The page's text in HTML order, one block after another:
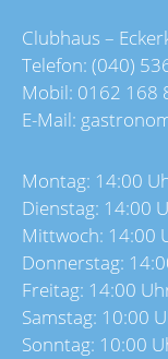
Clubhaus –
Telefon: (040)
Mobil: 0162 168
E-Mail:
Montag: 14:00
Dienstag: 14:00
Mittwoch: 14:00
Donnerstag:
Freitag: 14:00
Samstag: 10:00
Sonntag: 10:00